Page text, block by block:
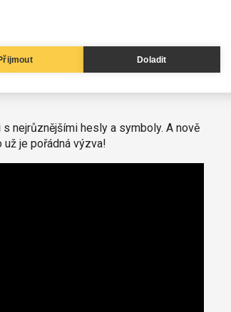
pomocí kusu špagátu a většina
kytaru bezpečnějšímu popruhu.
okolo „stovečky“. Pokud ale chcete
či fanouškům, mrkněte třeba na
nejrůznějšími hesly a symboly. A nově
je pořádná výzva!
Doladit